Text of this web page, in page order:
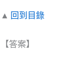
▲ 回到目錄
【答案】